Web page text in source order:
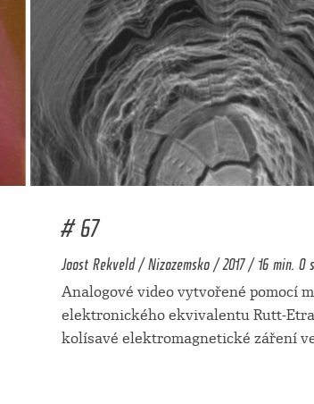
# 67
Joost Rekveld / Nizozemsko / 2017 / 16 min. 0
Analogové video vytvořené pomocí
elektronického ekvivalentu Rutt-
kolísavé elektromagnetické záření